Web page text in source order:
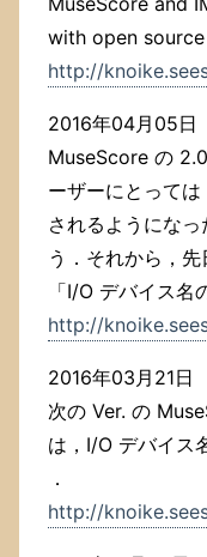
with open source
http://
2016年04月05日
MuseScore の
ーザーにとって
されるようにな
う．それから，
「I/O デバイス名
http://
2016年03月21日
次の Ver. の
は，I/O デバイス
．
http://